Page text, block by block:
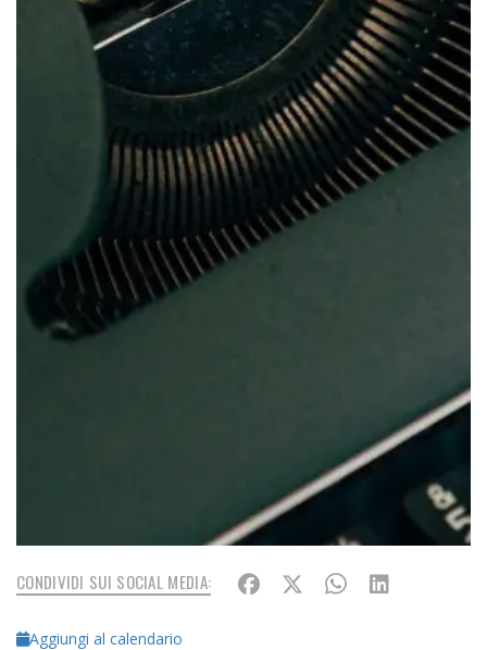
CONDIVIDI SUI SOCIAL MEDIA:
Aggiungi al calendario